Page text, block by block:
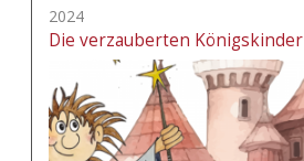
2024
Die verzauberten Königskinder